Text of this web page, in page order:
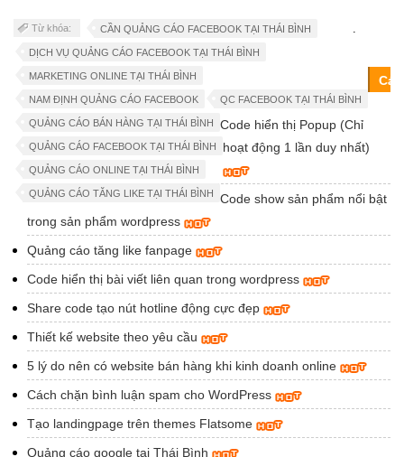
Từ khóa: CẦN QUẢNG CÁO FACEBOOK TẠI THÁI BÌNH
DỊCH VỤ QUẢNG CÁO FACEBOOK TẠI THÁI BÌNH
MARKETING ONLINE TẠI THÁI BÌNH
NAM ĐỊNH QUẢNG CÁO FACEBOOK QC FACEBOOK TẠI THÁI BÌNH
QUẢNG CÁO BÁN HÀNG TẠI THÁI BÌNH
QUẢNG CÁO FACEBOOK TẠI THÁI BÌNH
QUẢNG CÁO ONLINE TẠI THÁI BÌNH
QUẢNG CÁO TĂNG LIKE TẠI THÁI BÌNH
Các
Code hiển thị Popup (Chỉ
hoạt động 1 lần duy nhất)
Code show sản phẩm nổi bật
trong sản phẩm wordpress
Quảng cáo tăng like fanpage
Code hiển thị bài viết liên quan trong wordpress
Share code tạo nút hotline động cực đẹp
Thiết kế website theo yêu cầu
5 lý do nên có website bán hàng khi kinh doanh online
Cách chặn bình luận spam cho WordPress
Tạo landingpage trên themes Flatsome
Quảng cáo google tại Thái Bình